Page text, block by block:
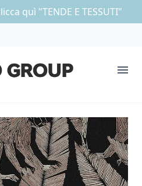
quì "TENDE E TESSUTI"